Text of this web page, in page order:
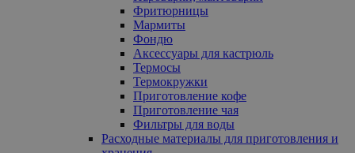
Фритюрницы
Мармиты
Фондю
Аксессуары для кастрюль
Термосы
Термокружки
Приготовление кофе
Приготовление чая
Фильтры для воды
Расходные материалы для приготовления и